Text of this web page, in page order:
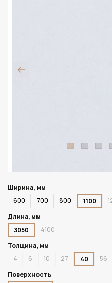
Ширина, мм
600
700 800 1100
Длина, мм
3050
4100
Толщина, мм
4
6 10 27 40
56
Поверхность